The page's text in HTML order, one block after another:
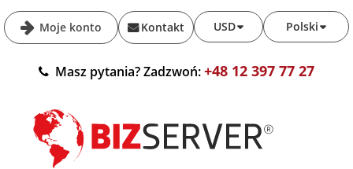
Moje konto Polski
USD
Kontakt
Masz pytania? Zadzwoń:+48 12 397 77 27